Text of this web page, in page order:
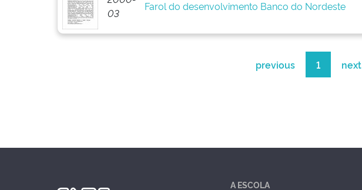
03
Farol do desenvolvimento Banco do Nordeste
previous 1 next
A ESCOLA